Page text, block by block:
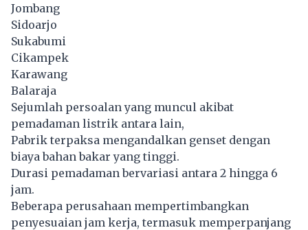
Jombang
Sidoarjo
Sukabumi
Cikampek
Karawang
Balaraja
Sejumlah persoalan yang muncul akibat
pemadaman listrik antara lain,
Pabrik terpaksa mengandalkan genset dengan
biaya bahan bakar yang tinggi.
Durasi pemadaman bervariasi antara 2 hingga 6
jam.
Beberapa perusahaan mempertimbangkan
penyesuaian jam kerja, termasuk memperpanjang